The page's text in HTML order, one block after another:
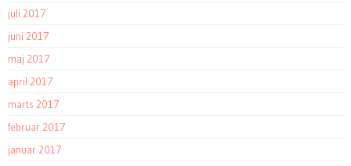
juli 2017
juni 2017
maj 2017
april 2017
marts 2017
februar 2017
januar 2017